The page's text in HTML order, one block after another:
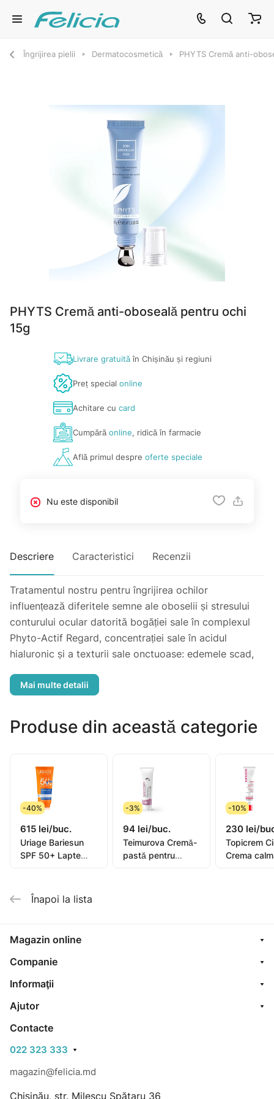
Îngrijirea pielii Dermatocosmetică PHYTS Cremă anti-
PHYTS Cremă anti-oboseală pentru ochi
15g
Livrare gratuităîn Chișinău și regiuni
Preț special online
Achitare cu card
Cumpărăonline, ridică în farmacie
Află primul despre oferte speciale
Nu este disponibil
Descriere Caracteristici Recenzii
Tratamentul nostru pentru îngrijirea ochilor
influențează diferitele semne ale oboselii și stresului
conturului ocular datorită bogăției sale în complexul
Phyto-Actif Regard, concentrației sale în acidul
hialuronic și a texturii sale onctuoase: edemele scad,
conturul ochiului este odihnit și protejat.
Produse din această categorie
-40%
615 lei/buc.
Uriage Bariesun
SPF 50+ Lapte
-3%
94 lei/buc.
Teimurova Cremă-
pastă pentru
-10%
230 lei/
Topicrem
Crema
Înapoi la lista
Magazin online
Companie
Informaţii
Ajutor
Contacte
022 323 333
magazin@felicia.md
Chișinău, str. Milescu Spătaru 36